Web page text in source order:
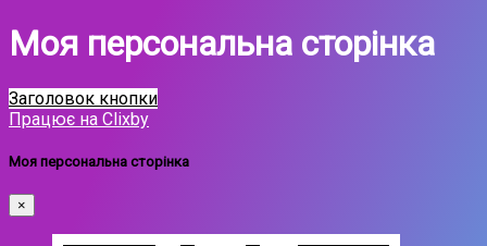
Моя персональна сторінка
Заголовок кнопки
Працює на Clixby
Моя персональна сторінка
×